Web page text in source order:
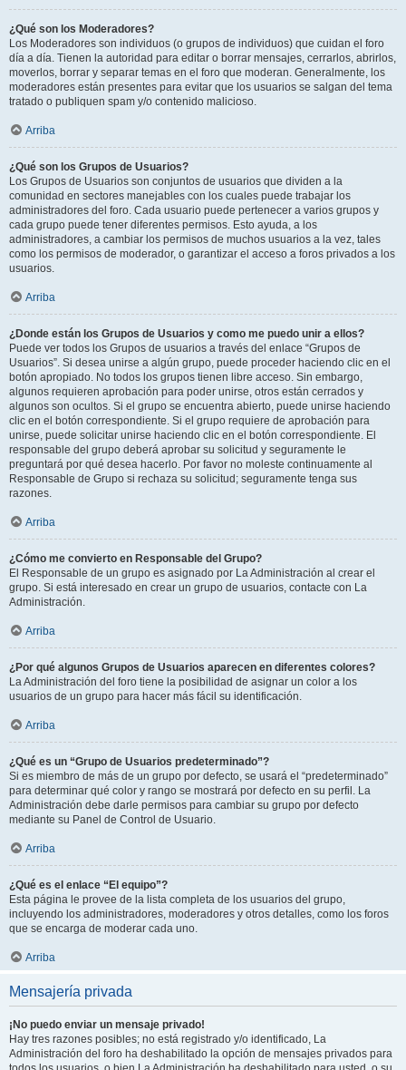
¿Qué son los Moderadores?
Los Moderadores son individuos (o grupos de individuos) que cuidan el foro
día a día. Tienen la autoridad para editar o borrar mensajes, cerrarlos, abrirlos,
moverlos, borrar y separar temas en el foro que moderan. Generalmente, los
moderadores están presentes para evitar que los usuarios se salgan del tema
tratado o publiquen spam y/o contenido malicioso.
Arriba
¿Qué son los Grupos de Usuarios?
Los Grupos de Usuarios son conjuntos de usuarios que dividen a la
comunidad en sectores manejables con los cuales puede trabajar los
administradores del foro. Cada usuario puede pertenecer a varios grupos y
cada grupo puede tener diferentes permisos. Esto ayuda, a los
administradores, a cambiar los permisos de muchos usuarios a la vez, tales
como los permisos de moderador, o garantizar el acceso a foros privados a los
usuarios.
Arriba
¿Donde están los Grupos de Usuarios y como me puedo unir a ellos?
Puede ver todos los Grupos de usuarios a través del enlace “Grupos de
Usuarios”. Si desea unirse a algún grupo, puede proceder haciendo clic en el
botón apropiado. No todos los grupos tienen libre acceso. Sin embargo,
algunos requieren aprobación para poder unirse, otros están cerrados y
algunos son ocultos. Si el grupo se encuentra abierto, puede unirse haciendo
clic en el botón correspondiente. Si el grupo requiere de aprobación para
unirse, puede solicitar unirse haciendo clic en el botón correspondiente. El
responsable del grupo deberá aprobar su solicitud y seguramente le
preguntará por qué desea hacerlo. Por favor no moleste continuamente al
Responsable de Grupo si rechaza su solicitud; seguramente tenga sus
razones.
Arriba
¿Cómo me convierto en Responsable del Grupo?
El Responsable de un grupo es asignado por La Administración al crear el
grupo. Si está interesado en crear un grupo de usuarios, contacte con La
Administración.
Arriba
¿Por qué algunos Grupos de Usuarios aparecen en diferentes colores?
La Administración del foro tiene la posibilidad de asignar un color a los
usuarios de un grupo para hacer más fácil su identificación.
Arriba
¿Qué es un “Grupo de Usuarios predeterminado”?
Si es miembro de más de un grupo por defecto, se usará el “predeterminado”
para determinar qué color y rango se mostrará por defecto en su perfil. La
Administración debe darle permisos para cambiar su grupo por defecto
mediante su Panel de Control de Usuario.
Arriba
¿Qué es el enlace “El equipo”?
Esta página le provee de la lista completa de los usuarios del grupo,
incluyendo los administradores, moderadores y otros detalles, como los foros
que se encarga de moderar cada uno.
Arriba
Mensajería privada
¡No puedo enviar un mensaje privado!
Hay tres razones posibles; no está registrado y/o identificado, La
Administración del foro ha deshabilitado la opción de mensajes privados para